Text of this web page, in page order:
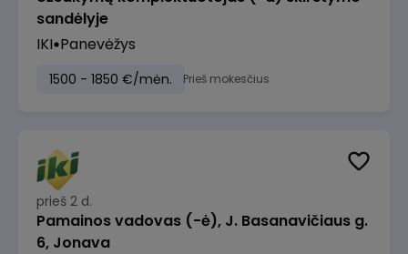
sandėlyje
IKI Panevėžys
1500 - 1850 €/mėn. Prieš mokesčius
prieš 2 d.
Pamainos vadovas (-ė), J. Basanavičiaus g.
6, Jonava